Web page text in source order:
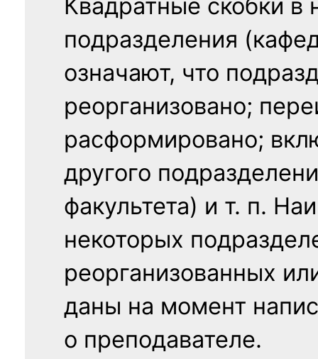
Квадратные скобки в
подразделения
означают, что
реорганизовано;
расформировано;
другого
факультета) и т. п.
некоторых
реорганизованных
даны на момент
о преподавателе.